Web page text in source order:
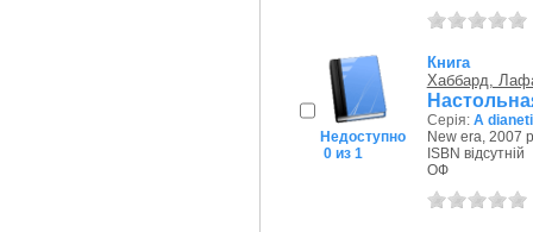
Недоступно
0 из 1
Книга
Хаббард,
Серія: A
New era, 2007
ISBN відсутній
ОФ